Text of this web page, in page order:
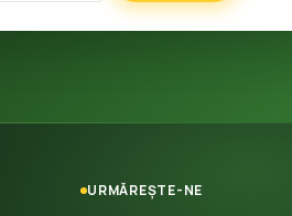
URMĂREȘTE-NE